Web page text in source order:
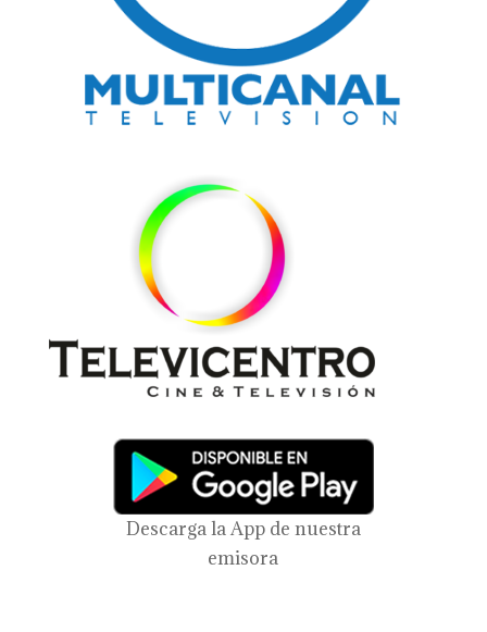
Descarga la App de nuestra
emisora